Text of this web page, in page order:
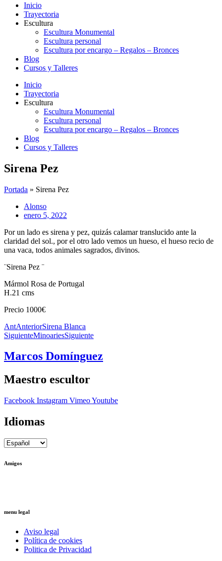
Inicio
Trayectoria
Escultura
Escultura Monumental
Escultura personal
Escultura por encargo – Regalos – Bronces
Blog
Cursos y Talleres
Inicio
Trayectoria
Escultura
Escultura Monumental
Escultura personal
Escultura por encargo – Regalos – Bronces
Blog
Cursos y Talleres
Sirena Pez
Portada » Sirena Pez
Alonso
enero 5, 2022
Por un lado es sirena y pez, quizás calamar translucido ante la
claridad del sol., por el otro lado vemos un hueso, el hueso recio de
una vaca, todos animales sagrados, divinos.
¨Sirena Pez ¨
Mármol Rosa de Portugal
H.21 cms
Precio 1000€
AntAnteriorSirena Blanca
SiguienteMinoariesSiguiente
Marcos Domínguez
Maestro escultor
Facebook Instagram VimeoYoutube
Idiomas
Amigos
menu legal
Aviso legal
Política de cookies
Politica de Privacidad